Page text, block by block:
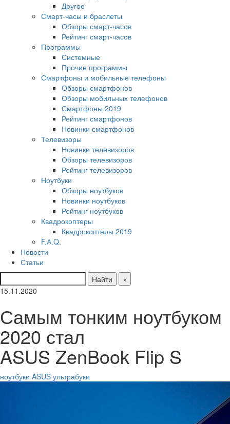
Другое
Смарт-часы и браслеты
Обзоры смарт-часов
Рейтинг смарт-часов
Программы
Системные
Прочие программы
Смартфоны и мобильные телефоны
Обзоры смартфонов
Обзоры мобильных телефонов
Смартфоны 2019
Рейтинг смартфонов
Новинки смартфонов
Телевизоры
Новинки телевизоров
Обзоры телевизоров
Рейтинг телевизоров
Ноутбуки
Обзоры ноутбуков
Новинки ноутбуков
Рейтинг ноутбуков
Квадрокоптеры
Квадрокоптеры 2019
F.А.Q.
Новости
Статьи
Найти
×
15.11.2020
Самым тонким ноутбуком
2020 стал
ASUS ZenBook Flip S
ноутбуки ASUS ультрабуки